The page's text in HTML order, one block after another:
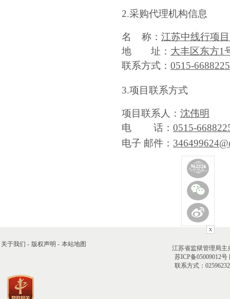
2.采购代理机构信息
名 称： 江苏中线行项
地 址： 大丰区东方1
联系方式： 0515-
3.项目联系方式
项目联系人： 沈伟明
电
话： 0515-
电子 邮件：
关于我们 - 版权声明 - 本站地图
江苏省监狱管理局主
苏ICP备05009012号
联系方式：
x